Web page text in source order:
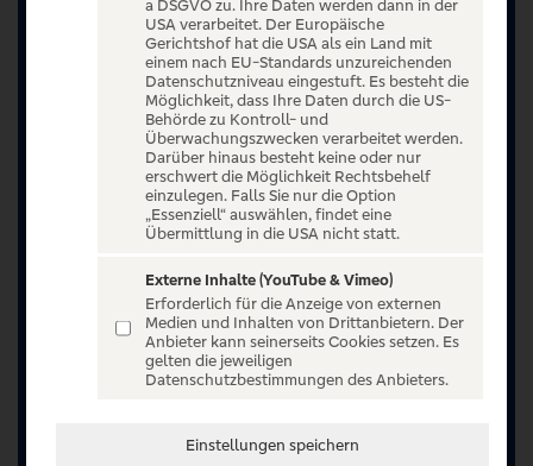
Jetzt anmelden oder registrieren
Unser Ticketangebot ist exklusiv Kunden der
Volksbanken Raiffeisenbanken vorbehalten.
Registrieren Sie sich jetzt auf VR Entertain.
Sommerwochen 2026 vom 15.07.2026 bis
a DSGVO zu. Ihre Daten werden dann in der
USA verarbeitet. Der Europäische
Gerichtshof hat die USA als ein Land mit
einem nach EU-Standards unzureichenden
Datenschutzniveau eingestuft. Es besteht die
Möglichkeit, dass Ihre Daten durch die US-
Behörde zu Kontroll- und
Überwachungszwecken verarbeitet werden.
Darüber hinaus besteht keine oder nur
erschwert die Möglichkeit Rechtsbehelf
einzulegen. Falls Sie nur die Option
„Essenziell“ auswählen, findet eine
Übermittlung in die USA nicht statt.
Externe Inhalte (YouTube & Vimeo)
Erforderlich für die Anzeige von externen
Medien und Inhalten von Drittanbietern. Der
Anbieter kann seinerseits Cookies setzen. Es
gelten die jeweiligen
Datenschutzbestimmungen des Anbieters.
Einstellungen speichern